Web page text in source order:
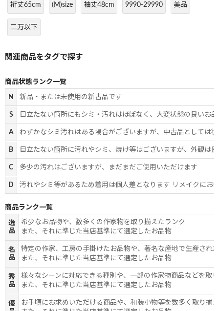
裄丈65cm (M)size 袖丈48cm 9990-29990 美品
二万以下
商品状態ランク一覧
N 新品・または未使用の新古品です
S 目立たない箇所にもシミ・汚れはほぼなく、大変状態の良いお
A わずかなシミ汚れはある場合がございますが、中古品としては
B 目立たない箇所に汚れやシミ、焼け等はございますが、外観は
C 多少の汚れはございますが、まだまだご使用いただけます
D 汚れやシミ等があるため着用は個人差となります リメイクにお
商品ランク一覧
逸
品
希少なお品物や、数多くの作家物を取り揃えたランク
また、それに準じた当店基準にて選定したお品物
名
品
特定の作家、工房の手掛けたお品物や、著名な産地で生産され
また、それに準じた当店基準にて選定したお品物
秀
品
様々なシーンに対応できる種別や、一部の作家物商品などを取
また、それに準じた当店基準にて選定したお品物
優
お手頃にお求めいただける商品や、和装小物等を数多く取り揃